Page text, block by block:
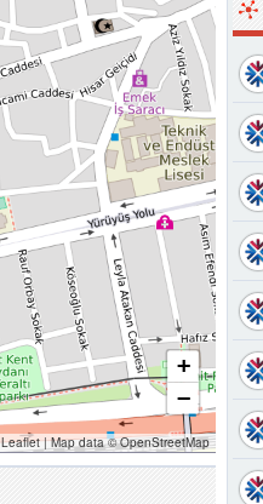
+
−
Leaflet |Map data ©OpenStreetMap